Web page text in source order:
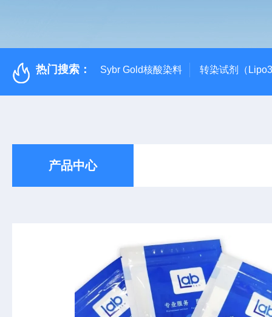
热门搜索： Sybr Gold核酸染料 转染试剂（
产品中心